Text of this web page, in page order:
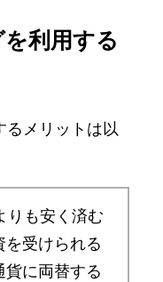
利用する
るメリットは以
りも安く済む
受けられる
に両替する